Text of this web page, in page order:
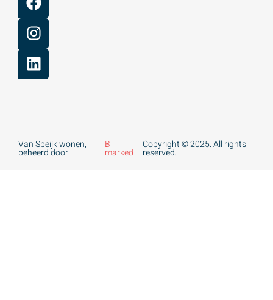
Van Speijk wonen,
beheerd door
B
marked
Copyright © 2025. All rights
reserved.